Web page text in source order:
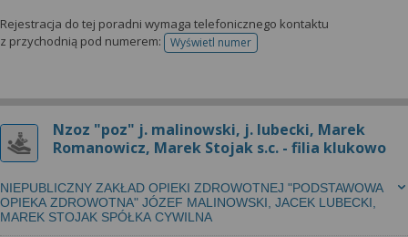
Rejestracja do tej poradni wymaga telefonicznego kontaktu
z przychodnią pod numerem:
Wyświetl numertelefonu do rejestracji
Nzoz "poz" j. malinowski, j. lubecki, Marek
Romanowicz, Marek Stojak s.c. - filia klukowo
NIEPUBLICZNY ZAKŁAD OPIEKI ZDROWOTNEJ "PODSTAWOWA
OPIEKA ZDROWOTNA" JÓZEF MALINOWSKI, JACEK LUBECKI,
MAREK STOJAK SPÓŁKA CYWILNA